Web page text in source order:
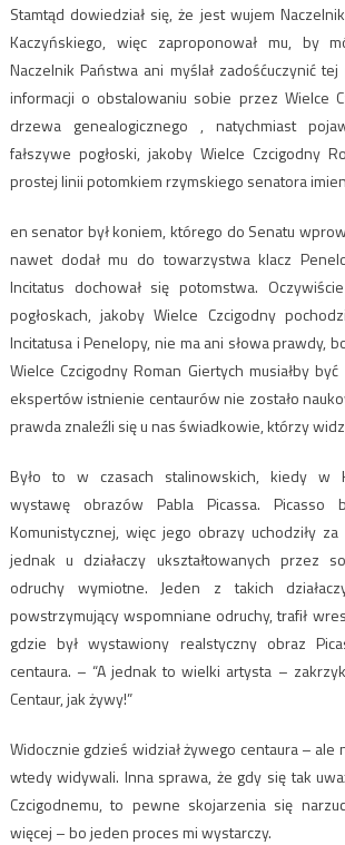
Stamtąd dowiedział się, że jest wujem
Kaczyńskiego, więc zaproponował mu, by
Naczelnik Państwa ani myślał zadośćuczynić
informacji o obstalowaniu sobie przez Wielce
drzewa genealogicznego , natychmiast
fałszywe pogłoski, jakoby Wielce Czcigodny
prostej linii potomkiem rzymskiego senatora
en senator był koniem, którego do Senatu
nawet dodał mu do towarzystwa klacz
Incitatus dochował się potomstwa.
pogłoskach, jakoby Wielce Czcigodny
Incitatusa i Penelopy, nie ma ani słowa prawdy,
Wielce Czcigodny Roman Giertych musiałby
ekspertów istnienie centaurów nie zostało
prawda znaleźli się u nas świadkowie, którzy
Było to w czasach stalinowskich, kiedy w
wystawę obrazów Pabla Picassa. Picasso
Komunistycznej, więc jego obrazy uchodziły
jednak u działaczy ukształtowanych przez
odruchy wymiotne. Jeden z takich
powstrzymujący wspomniane odruchy, trafił
gdzie był wystawiony realstyczny obraz
centaura. – “A jednak to wielki artysta –
Centaur, jak żywy!”
Widocznie gdzieś widział żywego centaura – ale
wtedy widywali. Inna sprawa, że gdy się tak
Czcigodnemu, to pewne skojarzenia się
więcej – bo jeden proces mi wystarczy.